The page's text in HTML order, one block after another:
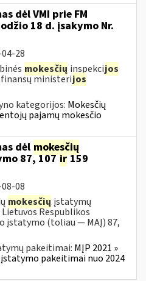
dėl VMI prie FM
18 d. įsakymo Nr.
28
mokesčių inspekcijos
ministerijos
kategorijos: Mokesčių
pajamų mokesčio
dėl mokesčių
87, 107ir159
08
mokesčių įstatymų
Respublikos
įstatymo (toliau — MAĮ) 87,
pakeitimai: MĮP 2021 »
pakeitimai nuo 2024